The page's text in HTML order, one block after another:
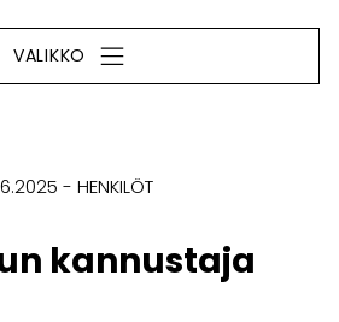
VALIKKO
HENKILÖT
kannustaja